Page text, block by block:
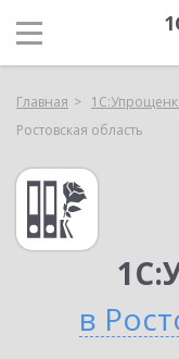
Главная
Ростовская область
в